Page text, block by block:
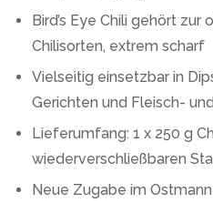
Bird’s Eye Chili gehört zur
Chilisorten, extrem scharf
Vielseitig einsetzbar in
Gerichten und Fleisch-
Lieferumfang: 1 x 250 g
wiederverschließbaren
Neue Zugabe im